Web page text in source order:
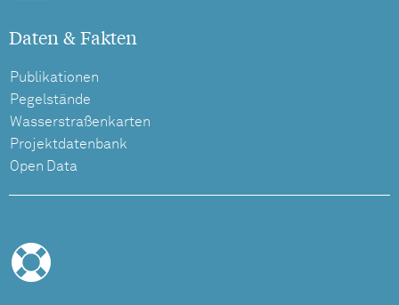
Daten & Fakten
Publikationen
Pegelstände
Wasserstraßenkarten
Projektdatenbank
Open Data